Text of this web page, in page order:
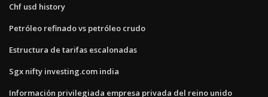
Chf usd history
Petróleo refinado vs petróleo crudo
Estructura de tarifas escalonadas
Sgx nifty investing.com india
Información privilegiada empresa privada del reino unido